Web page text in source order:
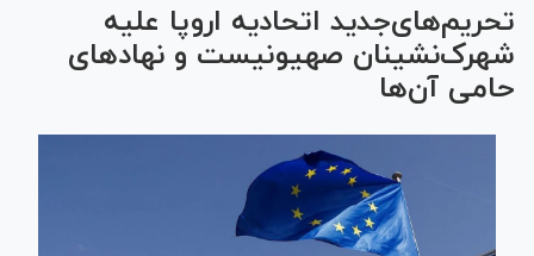
تحریم‌های‌جدید اتحادیه اروپا علیه
شهرک‌نشینان صهیونیست و نهادهای
حامی آن‌ها